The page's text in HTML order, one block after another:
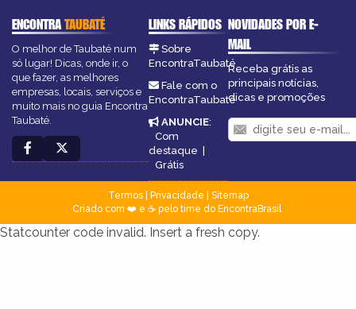
ENCONTRATAUBATÉ
O melhor de Taubaté num
só lugar! Dicas, onde ir, o
que fazer, as melhores
empresas, locais, serviços e
muito mais no guia Encontra
Taubaté.
LINKS RÁPIDOS
Sobre
EncontraTaubaté
Fale com o
EncontraTaubaté
ANUNCIE:
Com
destaque
Grátis
NOVIDADES POR E-
MAIL
Receba grátis as
principais notícias,
dicas e promoções
Termos| Privacidade
Sitemap
Criado com ❤️ e ☕ pelo time do EncontraBrasil
Statcounter code invalid. Insert a fresh copy.